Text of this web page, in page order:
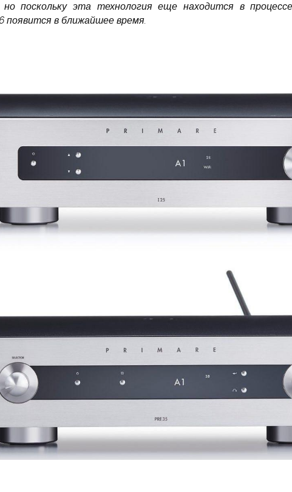
поскольку эта технология еще находится в
появится в ближайшее время.